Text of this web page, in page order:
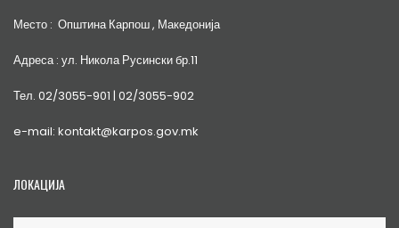
Место : Општина Карпош , Македонија
Адреса : ул. Никола Русински бр.11
Тел. 02/3055-901 | 02/3055-902
e-mail: kontakt@karpos.gov.mk
ЛОКАЦИЈА